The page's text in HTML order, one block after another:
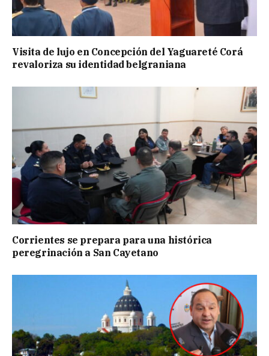
Visita de lujo en Concepción del Yaguareté Corá
revaloriza su identidad belgraniana
Corrientes se prepara para una histórica
peregrinación a San Cayetano